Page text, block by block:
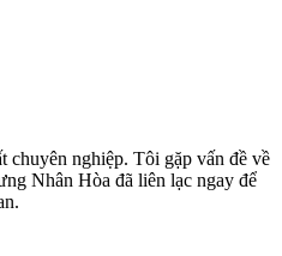
chuyên nghiệp. Tôi gặp vấn đề về
Nhân Hòa đã liên lạc ngay để